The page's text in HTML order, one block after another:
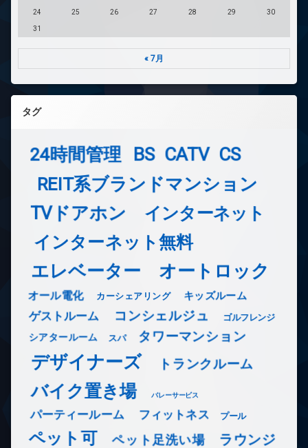
24 25 26 27 28 29 30
31
« 7月
タグ
24時間管理 BS CATV CS
REIT系ブランドマンション
TVドアホン インターネット
インターネット無料
エレベーター オートロック
オール電化 カーシェアリング キッズルーム
ゲストルーム コンシェルジュ ゴルフレンジ
シアタールーム スパ タワーマンション
デザイナーズ トランクルーム
バイク置き場 バレーサービス
パーティールーム フィットネス プール
ペット可 ペット足洗い場 ラウンジ